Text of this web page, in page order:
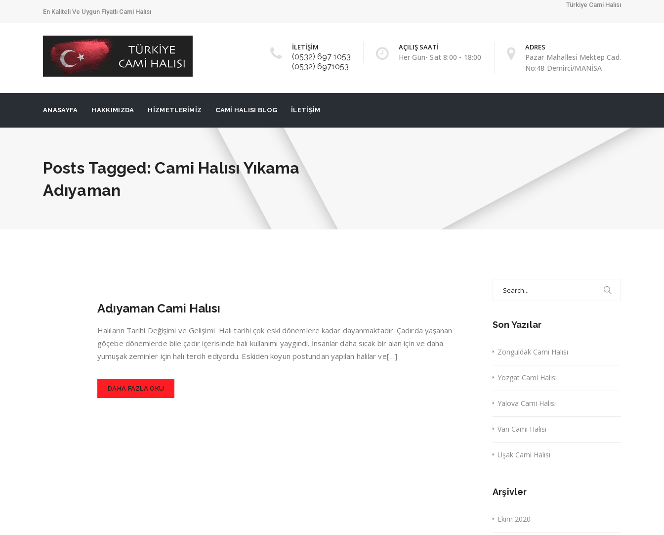
En Kaliteli Ve Uygun Fiyatlı Cami Halısı
Türkiye Cami Halısı
İLETİŞİM
(0532) 697 1053
(0532) 6971053
AÇILIŞ SAATİ
Her Gün- Sat 8:00 - 18:00
ADRES
Pazar Mahallesi Mektep Cad.
No:48 Demirci/MANİSA
ANASAYFA HAKKIMIZDA HIZMETLERIMIZ CAMI HALISI BLOG İLETIŞIM
Posts Tagged: Cami Halısı Yıkama
Adıyaman
Adıyaman Cami Halısı
Halıların Tarihi Değişimi ve Gelişimi Halı tarihi çok eski dönemlere kadar dayanmaktadır. Çadırda yaşanan
göçebe dönemlerde bile çadır içerisinde halı kullanımı yaygındı. İnsanlar daha sıcak bir alan için ve daha
yumuşak zeminler için halı tercih ediyordu. Eskiden koyun postundan yapılan halılar ve[…]
DAHA FAZLA OKU
Son Yazılar
Zonguldak Cami Halısı
Yozgat Cami Halısı
Yalova Cami Halısı
Van Cami Halısı
Uşak Cami Halısı
Arşivler
Ekim 2020